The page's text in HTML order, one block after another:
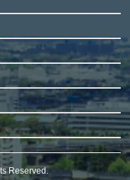
Reserved.